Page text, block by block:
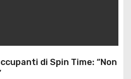
di Spin Time: “Non